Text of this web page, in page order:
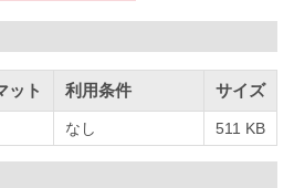
ット 利用条件 サイズ
なし 511 KB